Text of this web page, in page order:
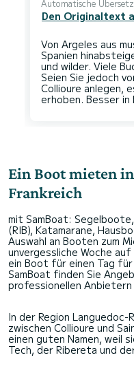
Automatische
Den Originaltext
Von Argeles aus
Spanien
und wilder. Viele
Seien Sie jedoch
Collioure anlegen,
Ein Boot mieten
Frankreich
mit SamBoat:
(RIB), Katamarane,
Auswahl an Booten zum
unvergessliche Woche
ein Boot für einen Tag
SamBoat finden Sie
professionellen Anbietern
In der Region
zwischen Collioure und
einen guten Namen, weil
Tech, der Ribereta und